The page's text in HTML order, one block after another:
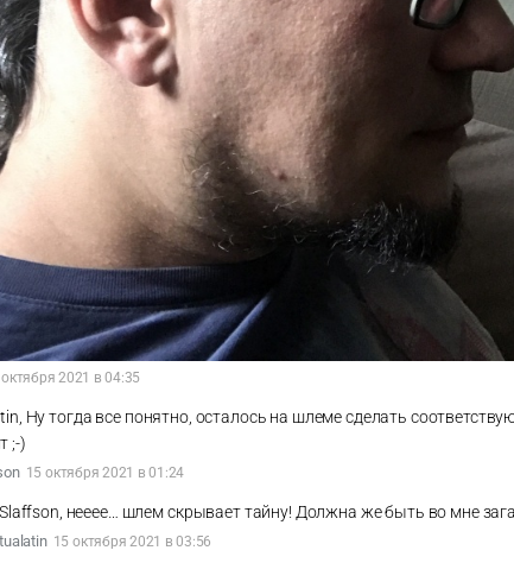
2021 в 04:35
Ну тогда все понятно, осталось на шлеме сделать
;-)
15 октября 2021 в 01:24
Slaffson, нееее… шлем скрывает тайну! Должна же быть во мне
tualatin 15 октября 2021 в 03:56